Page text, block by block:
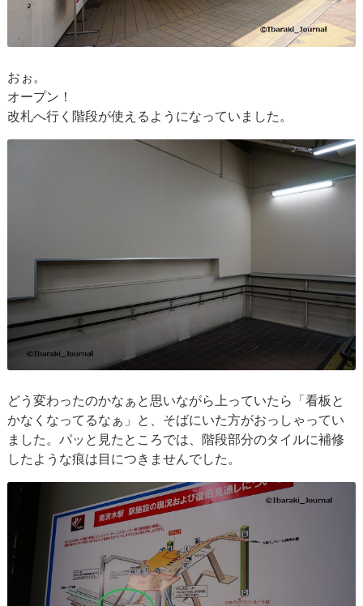
おぉ。
オープン！
改札へ行く階段が使えるようになっていました。
どう変わったのかなぁと思いながら上っていたら「看板と
かなくなってるなぁ」と、そばにいた方がおっしゃってい
ました。パッと見たところでは、階段部分のタイルに補修
したような痕は目につきませんでした。